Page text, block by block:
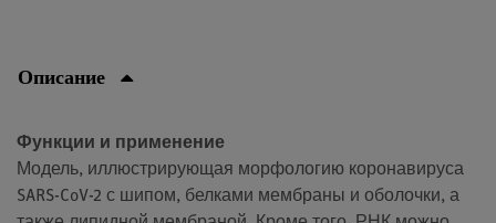
Описание
Функции и применение
Модель, иллюстрирующая морфологию коронавируса
SARS-CoV-2 с шипом, белками мембраны и оболочки, а